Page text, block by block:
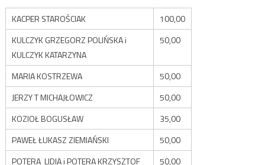
KACPER STAROŚCIAK
100,00
KULCZYK GRZEGORZ POLIŃSKA i
KULCZYK KATARZYNA
50,00
MARIA KOSTRZEWA
50,00
JERZY T MICHAJŁOWICZ
50,00
KOZIOŁ BOGUSŁAW
35,00
PAWEŁ ŁUKASZ ZIEMIAŃSKI
50,00
POTERA LIDIA i POTERA KRZYSZTOF
50,00